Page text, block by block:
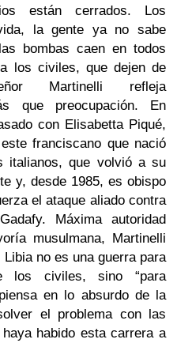
están cerrados. Los
la gente ya no sabe
bombas caen en todos
los civiles, que dejen de
Martinelli refleja
que preocupación. En
con Elisabetta Piqué,
franciscano que nació
italianos, que volvió a su
y, desde 1985, es obispo
el ataque aliado contra
Máxima autoridad
musulmana, Martinelli
no es una guerra para
los civiles, sino “para
en lo absurdo de la
el problema con las
habido esta carrera a